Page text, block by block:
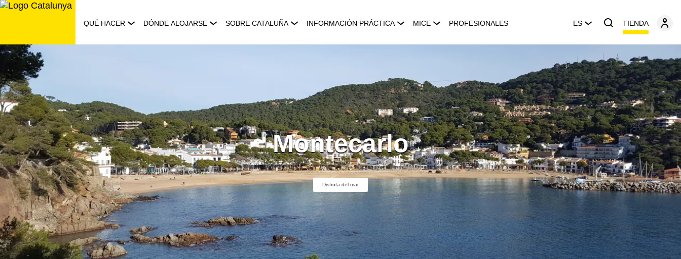
Saltar
QUÉ HACER DÓNDE ALOJARSE SOBRE CATALUÑA INFORMACIÓN PRÁCTICA MICE PROFESIONALES ES TIENDA
Montecarlo
Disfruta del mar